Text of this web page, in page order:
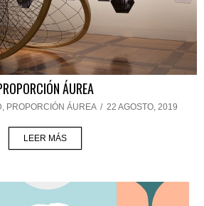
ÁUREA
, PROPORCIÓN ÁUREA / 22 AGOSTO, 2019
LEER MÁS